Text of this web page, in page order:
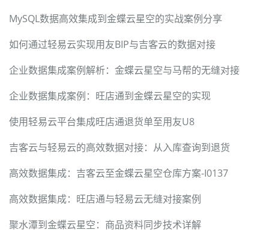
MySQL数据高效集成到金蝶云星空的实战案例分享
如何通过轻易云实现用友BIP与吉客云的数据对接
企业数据集成案例解析：金蝶云星空与马帮的无缝对接
企业数据集成案例：旺店通到金蝶云星空的实现
使用轻易云平台集成旺店通退货单至用友U8
吉客云与轻易云的高效数据对接：从入库查询到退货
高效数据集成：吉客云至金蝶云星空仓库方案-I0137
高效数据集成：旺店通与轻易云无缝对接案例
聚水潭到金蝶云星空：商品资料同步技术详解